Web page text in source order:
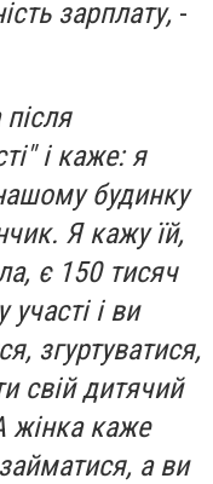
зарплату, -
і каже: я
будинку
Я кажу їй,
є 150 тисяч
і ви
згуртуватися,
свій дитячий
жінка каже
а ви